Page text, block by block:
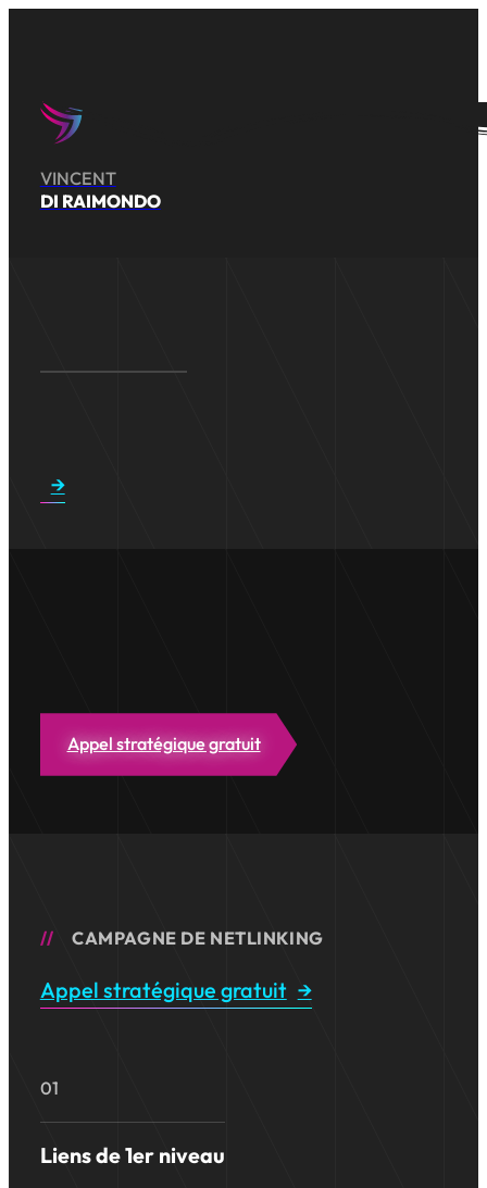
VINCENT
DI RAIMONDO
Appel stratégique gratuit
CAMPAGNE DE NETLINKING
Appel stratégique gratuit
01
Liens de 1er niveau